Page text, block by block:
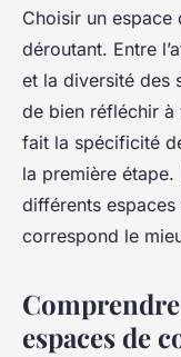
Les
paris :
choix ?
Margaux•15
Choisir un
déroutant. Entre
et la diversité des
de bien réfléchir à
fait la spécificité
la première
différents
correspond le
espaces de